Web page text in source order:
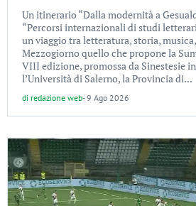
Un itinerario “Dalla modernità a
“Percorsi internazionali di studi
un viaggio tra letteratura, storia,
Mezzogiorno quello che propone la
VIII edizione, promossa da Sinestesie
l’Università di Salerno, la Provincia di...
di redazione web-9 Ago 2026